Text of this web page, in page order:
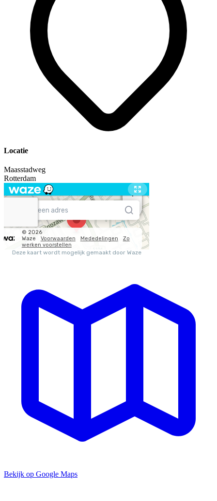
Locatie
Maasstadweg
Rotterdam
Bekijk op Google Maps